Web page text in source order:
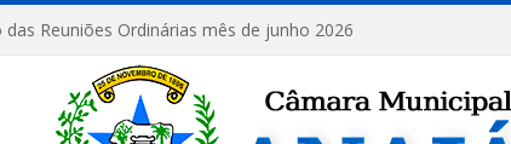
das Reuniões Ordinárias mês de junho 2026